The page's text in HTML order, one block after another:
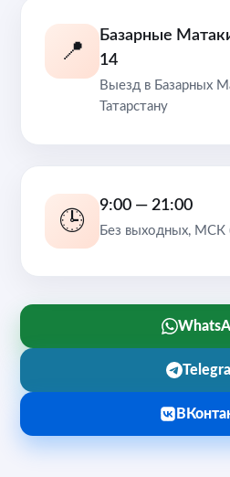
📍
Базарные
14
Выезд в Базарных
Татарстану
🕒
9:00 — 21:00
Без выходных, МСК